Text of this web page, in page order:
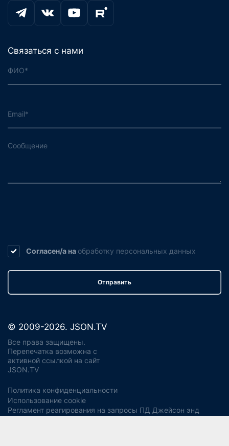
Связаться с нами
Согласен/а на обработку персональных данных
Отправить
© 2009-2026. JSON.TV
Все права защищены.
Перепечатка возможна с
активной ссылкой на сайт
JSON.TV
Политика конфиденциальности
Использование cookie
Регламент реагирования на запросы ПД Джейсон энд